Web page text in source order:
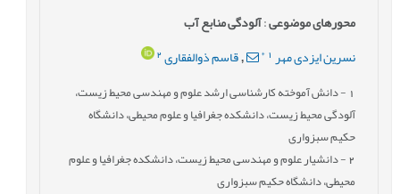
محورهای موضوعی:آلودگی منابع آب
نسرین ایزدی مهر *
,قاسم ذوالفقاری 2
- دانش آموخته کارشناسی ارشد علوم و مهندسی محیط زیست،
آلودگی محیط زیست، دانشکده جغرافیا و علوم محیطی، دانشگاه
حکیم سبزواری
2- دانشیار علوم و مهندسی محیط زیست، دانشکده جغرافیا و علوم
محیطی، دانشگاه حکیم سبزواری